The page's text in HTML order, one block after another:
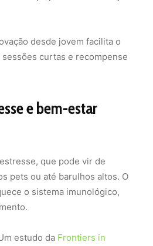
desde jovem facilita o
curtas e recompense
e bem-estar
que pode vir de
pets ou até barulhos altos. O
o sistema imunológico,
estudo da Frontiers in